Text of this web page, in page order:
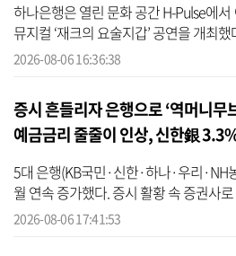
하나은행은 열린 문화 공간 H-Pulse에
뮤지컬 ‘재크의 요술지갑’ 공연을 개최
따르면 ‘재크의 요술지갑’은 하나은행이
2026-08-06 16:36:38
증시 흔들리자 은행으로 ‘역머니무
예금금리 줄줄이 인상, 신한銀
5대 은행(KB국민·신한·하나·우리·NH
월 연속 증가했다. 증시 활황 속 증권사
변동성 확대로 안정적인 은행 예금으로
2026-08-06 17:41:53